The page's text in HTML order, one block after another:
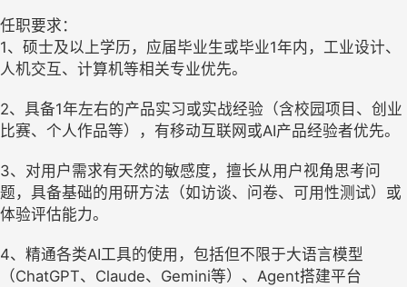
任职要求：
1、硕士及以上学历，应届毕业生或毕业1年内，工业设计、
人机交互、计算机等相关专业优先。
2、具备1年左右的产品实习或实战经验（含校园项目、创业
比赛、个人作品等），有移动互联网或AI产品经验者优先。
3、对用户需求有天然的敏感度，擅长从用户视角思考问
题，具备基础的用研方法（如访谈、问卷、可用性测试）或
体验评估能力。
4、精通各类AI工具的使用，包括但不限于大语言模型
（ChatGPT、Claude、Gemini等）、Agent搭建平台